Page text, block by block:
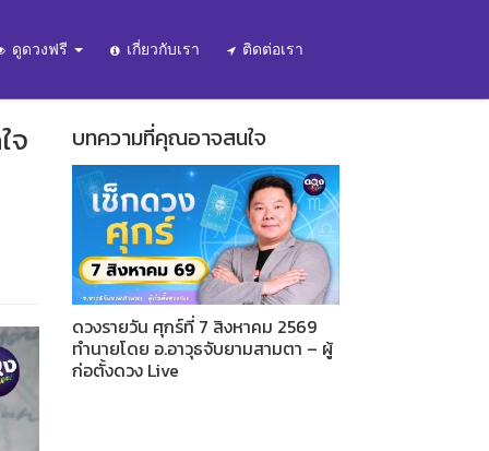
ดูดวงฟรี เกี่ยวกับเรา ติดต่อเรา
จ
บทความที่คุณอาจสนใจ
ดวงรายวัน ศุกร์ที่ 7 สิงหาคม 2569
ทำนายโดย อ.อาวุธจับยามสามตา – ผู้
ก่อตั้งดวง Live